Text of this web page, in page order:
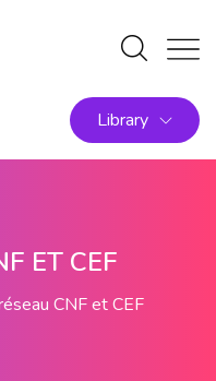
Library
ET CEF
CNF et CEF